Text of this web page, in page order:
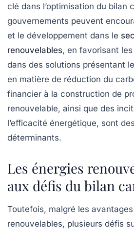
clé dans l’optimisation du bilan
gouvernements peuvent
et le développement dans le
renouvelables, en favorisant
dans des solutions présentant
en matière de réduction du
financier à la construction de
renouvelable, ainsi que des
l’efficacité énergétique, sont
déterminants.
Les énergies
aux défis du bilan
Toutefois, malgré les
renouvelables, plusieurs défis